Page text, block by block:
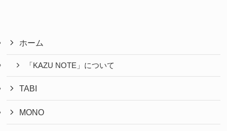
ホーム
「KAZU NOTE」について
TABI
MONO